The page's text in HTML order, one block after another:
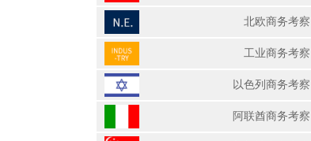
北欧商务考察
工业商务考察
以色列商务考察
阿联酋商务考察